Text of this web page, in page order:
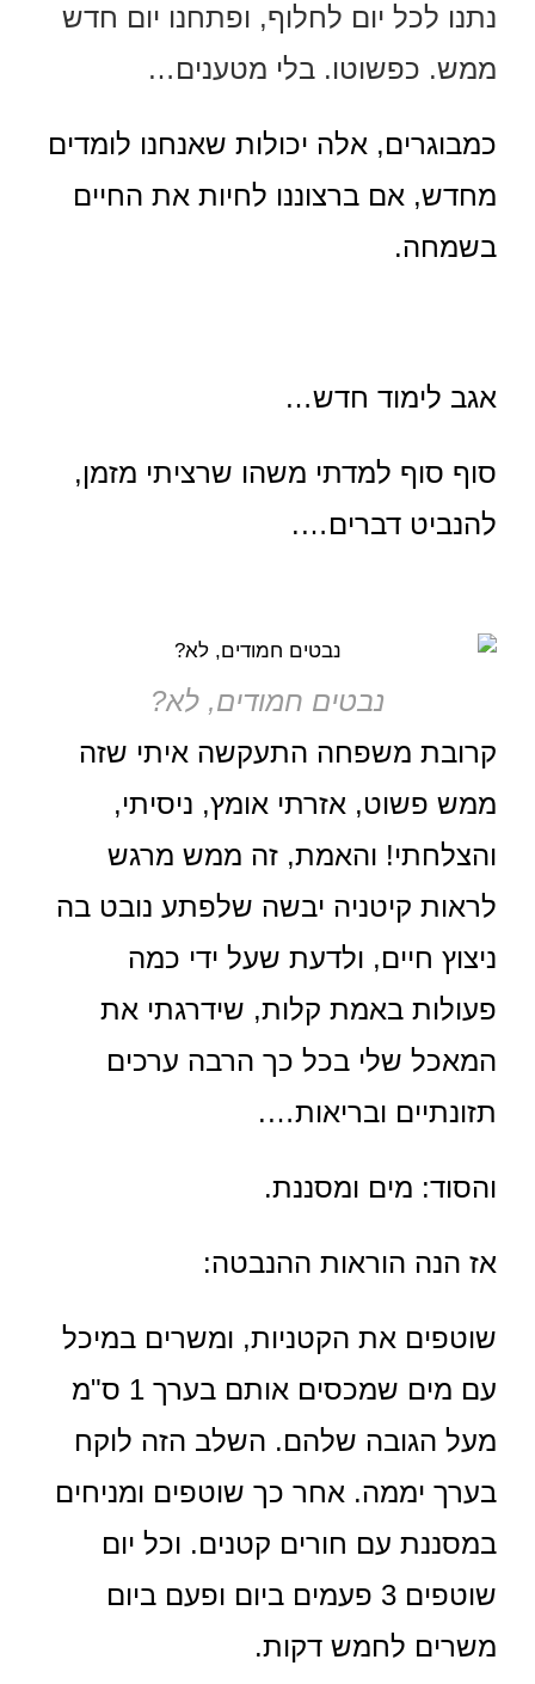
נתנו לכל יום לחלוף, ופתחנו יום חדש
ממש. כפשוטו. בלי מטענים…
כמבוגרים, אלה יכולות שאנחנו לומדים
מחדש, אם ברצוננו לחיות את החיים
בשמחה.
אגב לימוד חדש…
סוף סוף למדתי משהו שרציתי מזמן,
להנביט דברים….
נבטים חמודים, לא?
קרובת משפחה התעקשה איתי שזה
ממש פשוט, אזרתי אומץ, ניסיתי,
והצלחתי! והאמת, זה ממש מרגש
לראות קיטניה יבשה שלפתע נובט בה
ניצוץ חיים, ולדעת שעל ידי כמה
פעולות באמת קלות, שידרגתי את
המאכל שלי בכל כך הרבה ערכים
תזונתיים ובריאות….
והסוד: מים ומסננת.
אז הנה הוראות ההנבטה:
שוטפים את הקטניות, ומשרים במיכל
עם מים שמכסים אותם בערך 1 ס"מ
מעל הגובה שלהם. השלב הזה לוקח
בערך יממה. אחר כך שוטפים ומניחים
במסננת עם חורים קטנים. וכל יום
שוטפים 3 פעמים ביום ופעם ביום
משרים לחמש דקות.